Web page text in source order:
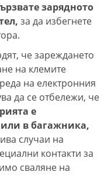
зарядното
за да избегнете
че зареждането
на клемите
на електронния
да се отбележи, че
е
в багажника,
случаи на
контакти за
сваляне на